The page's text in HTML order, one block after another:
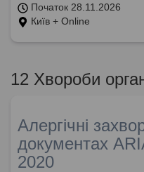
Початок 28.11.2026
Київ + Online
12 Хвороби
Алергічні
документах
2020